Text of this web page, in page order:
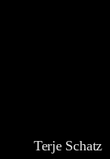
Terje Schatz